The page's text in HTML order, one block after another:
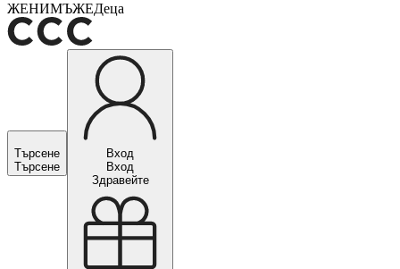
ЖЕНИМЪЖЕДеца
Търсене
Търсене
Вход
Вход
Здравейте